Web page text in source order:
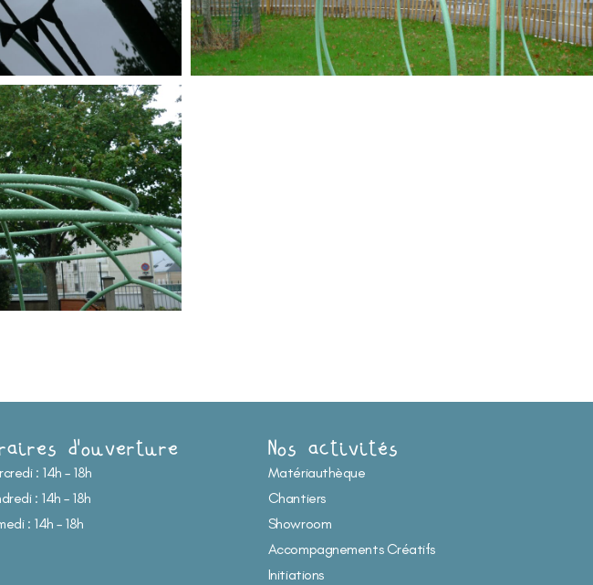
d'ouverture
: 14h – 18h
: 14h – 18h
: 14h – 18h
Nos activités
Matériauthèque
Chantiers
Showroom
Accompagnements Créatifs
Initiations